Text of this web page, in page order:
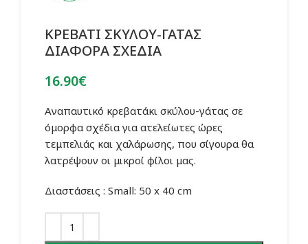
ΚΡΕΒΑΤΙ ΣΚΥΛΟΥ-ΓΑΤΑΣ
ΔΙΑΦΟΡΑ ΣΧΕΔΙΑ
16.90€
Αναπαυτικό κρεβατάκι σκύλου-γάτας σε
όμορφα σχέδια για ατελείωτες ώρες
τεμπελιάς και χαλάρωσης, που σίγουρα θα
λατρέψουν οι μικροί φίλοι μας.
Διαστάσεις : Small: 50 x 40 cm